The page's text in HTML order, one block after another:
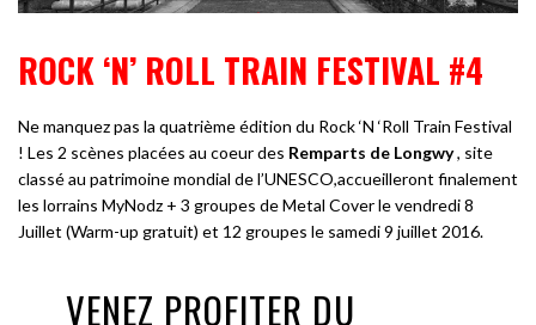
ROCK ‘N’ ROLL TRAIN FESTIVAL #4
Ne manquez pas la quatrième édition du Rock ‘N ‘Roll Train Festival
! Les 2 scènes placées au coeur des Remparts de Longwy, site
classé au patrimoine mondial de l’UNESCO,accueilleront finalement
les lorrains MyNodz + 3 groupes de Metal Cover le vendredi 8
Juillet (Warm-up gratuit) et 12 groupes le samedi 9 juillet 2016.
VENEZ PROFITER DU